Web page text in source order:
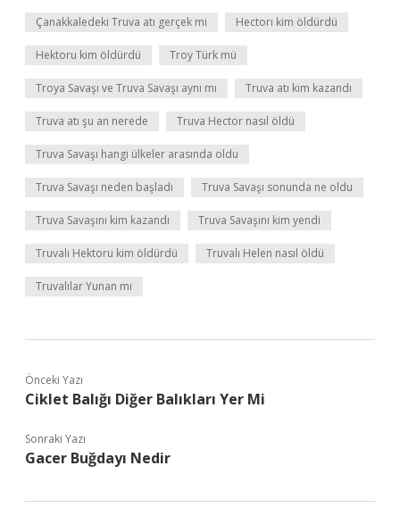
Çanakkaledeki Truva atı gerçek mi Hectorı kim öldürdü
Hektoru kim öldürdü Troy Türk mü
Troya Savaşı ve Truva Savaşı aynı mı Truva atı kim kazandı
Truva atı şu an nerede Truva Hector nasıl öldü
Truva Savaşı hangi ülkeler arasında oldu
Truva Savaşı neden başladı Truva Savaşı sonunda ne oldu
Truva Savaşını kim kazandı Truva Savaşını kim yendi
Truvalı Hektoru kim öldürdü Truvalı Helen nasıl öldü
Truvalılar Yunan mı
Önceki Yazı
Ciklet Balığı Diğer Balıkları Yer Mi
Sonraki Yazı
Gacer Buğdayı Nedir